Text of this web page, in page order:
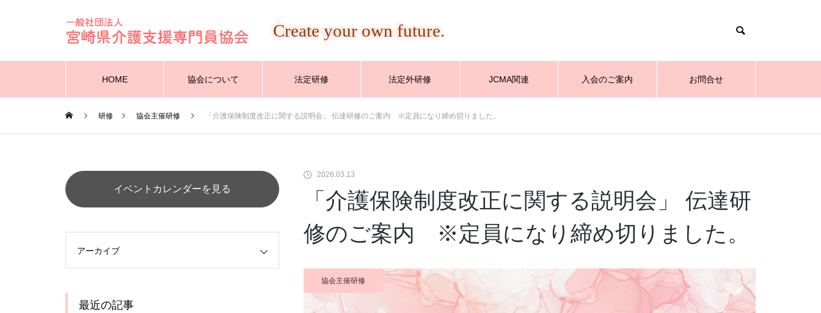
Create your own future.
HOME 協会について 法定研修 法定外研修 JCMA関連 入会のご案内 お問合せ
研修 協会主催研修 「介護保険制度改正に関する説明会」 伝達研修のご案内 ※定員になり締め切りました。
2026.03.13
「介護保険制度改正に関する説明会」 伝達研
修のご案内 ※定員になり締め切りました。
協会主催研修
イベントカレンダーを見る
アーカイブ
最近の記事